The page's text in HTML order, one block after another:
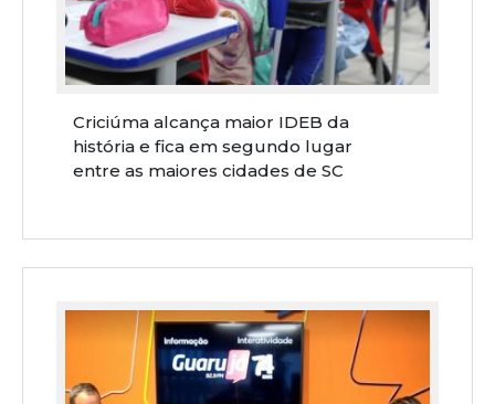
Criciúma alcança maior IDEB da
história e fica em segundo lugar
entre as maiores cidades de SC